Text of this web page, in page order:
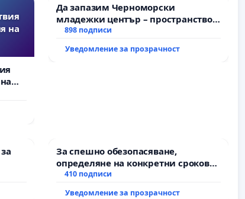
на
Да запазим Черноморски
младежки център – пространство
за младите на Варна
898 подписи
Уведомление за прозрачност
За спешно обезопасяване,
определяне на конкретни срокове
и извършване на цялостна
410 подписи
Уведомление за прозрачност